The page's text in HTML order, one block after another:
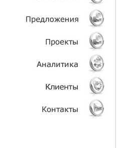
УСЛУГИ
ТЕХНОЛОГИИ
ОБЪЕКТЫ
ПРОЕКТЫ
АНАЛИТИКА
КЛИЕНТЫ